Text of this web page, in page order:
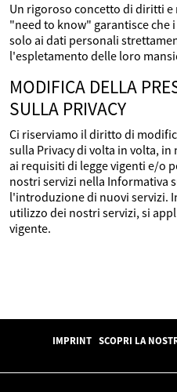
Un rigoroso concetto di diritti
"need to know" garantisce che
solo ai dati personali
l'espletamento delle loro
MODIFICA DELLA
SULLA PRIVACY
Ci riserviamo il diritto di
sulla Privacy di volta in volta,
ai requisiti di legge vigenti e/o
nostri servizi nella Informativa
l'introduzione di nuovi servizi.
utilizzo dei nostri servizi, si
vigente.
IMPRINT SCOPRI LA